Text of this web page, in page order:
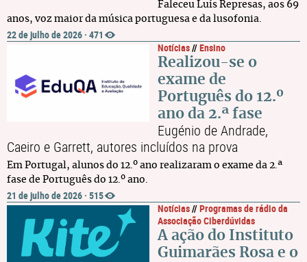
Faleceu Luís Represas, aos 69
anos, voz maior da música portuguesa e da lusofonia.
22 de julho de 2026 · 471
Notícias//Ensino
Realizou-se o
exame de
Português do 12.º
ano da 2.ª fase
Eugénio de Andrade,
Caeiro e Garrett, autores incluídos na prova
Em Portugal, alunos do 12.º ano realizaram o exame da 2.ª
fase de Português do 12.º ano.
21 de julho de 2026 · 515
Notícias//Programas de rádio da
Associação Ciberdúvidas
A ação do Instituto
Guimarães Rosa e o